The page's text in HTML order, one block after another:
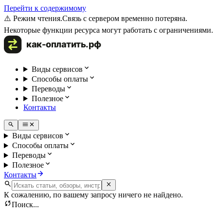
Перейти к содержимому
⚠️ Режим чтения.Связь с сервером временно потеряна.
Некоторые функции ресурса могут работать с ограничениями.
Виды сервисов
Способы оплаты
Переводы
Полезное
Контакты
Виды сервисов
Способы оплаты
Переводы
Полезное
Контакты
К сожалению, по вашему запросу ничего не найдено.
Поиск...